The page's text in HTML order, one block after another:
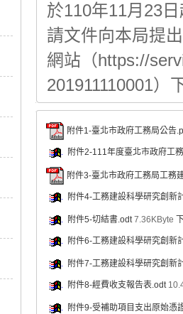
於110年11月23
請文件向本局提
網站（https://
201911110001）
附件1-臺北市政府工務局公告
附件2-111年度臺北市政府工
附件3-臺北市政府工務局工務
附件4-工務建設科學研究創新
附件5-切結書.odt 7.36KByte
附件6-工務建設科學研究創新
附件7-工務建設科學研究創新
附件8-經費收支報告表.odt
附件9-受補助項目支出原始憑